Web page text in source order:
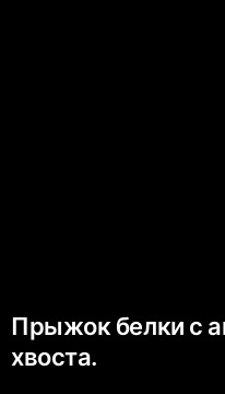
Прыжок белки с
хвоста.